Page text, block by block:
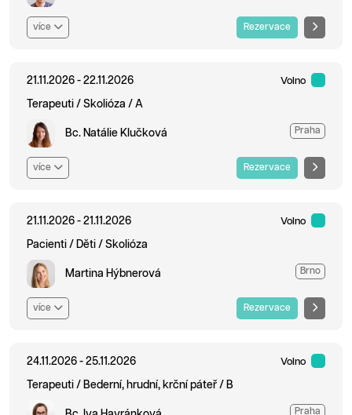
více Rezervace
21.11.2026 - 22.11.2026 Volno
Terapeuti / Skolióza / A
Bc. Natálie Klučková Praha
více Rezervace
21.11.2026 - 21.11.2026 Volno
Pacienti / Děti / Skolióza
Martina Hýbnerová Brno
více Rezervace
24.11.2026 - 25.11.2026 Volno
Terapeuti / Bederní, hrudní, krční páteř / B
Praha